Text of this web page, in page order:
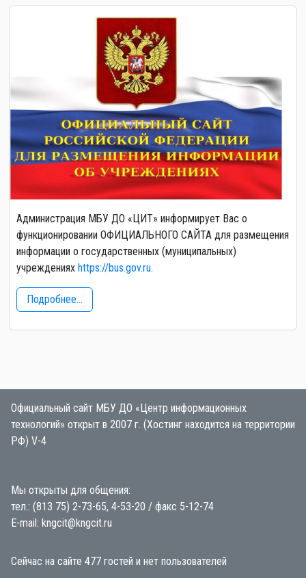
Администрация МБУ ДО «ЦИТ» информирует Вас о
функционировании ОФИЦИАЛЬНОГО САЙТА для размещения
информации о государственных (муниципальных)
учреждениях https://bus.gov.ru.
Подробнее...
Официальный сайт МБУ ДО «Центр информационных
технологий» открыт в 2007 г. (Хостинг находится на территории
РФ) V-4
Мы открыты для общения:
тел.: (813 75) 2-73-65, 4-53-20 / факс 5-12-74
E-mail: kngcit@kngcit.ru
Сейчас на сайте 477 гостей и нет пользователей